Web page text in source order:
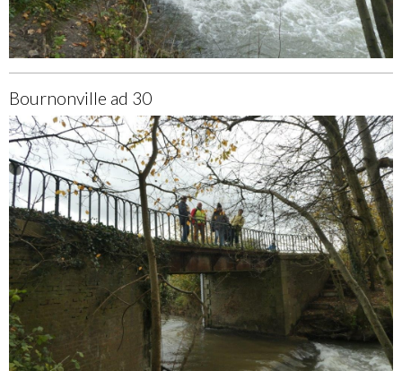
Bournonville ad 30